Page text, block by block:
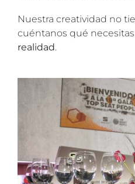
Nuestra creatividad no
cuéntanos qué
realidad.